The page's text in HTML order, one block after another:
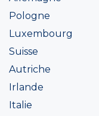
Pologne
Luxembourg
Suisse
Autriche
Irlande
Italie